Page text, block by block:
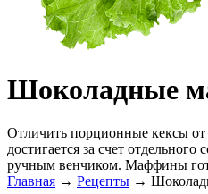
Шоколадные
Отличить порционные кексы
достигается за счет
ручным венчиком. Маффины
Главная → Рецепты →